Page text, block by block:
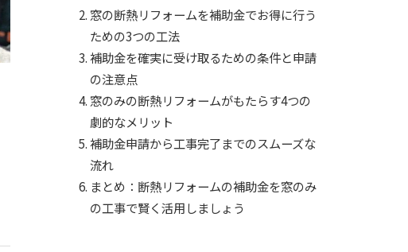
窓の断熱リフォームを補助金でお得に行う
ための3つの工法
補助金を確実に受け取るための条件と申請
の注意点
窓のみの断熱リフォームがもたらす4つの
劇的なメリット
補助金申請から工事完了までのスムーズな
流れ
まとめ：断熱リフォームの補助金を窓のみ
の工事で賢く活用しましょう